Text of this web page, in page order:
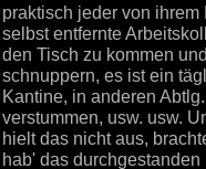
praktisch jeder von
selbst entfernte
den Tisch zu kommen
schnuppern, es ist ein
Kantine, in anderen
verstummen, usw. usw.
hielt das nicht aus,
hab' das